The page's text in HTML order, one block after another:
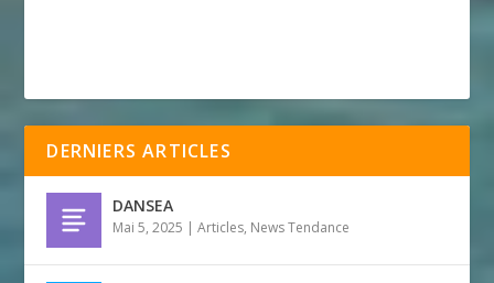
DERNIERS ARTICLES
DANSEA
Mai 5, 2025 |Articles, News Tendance